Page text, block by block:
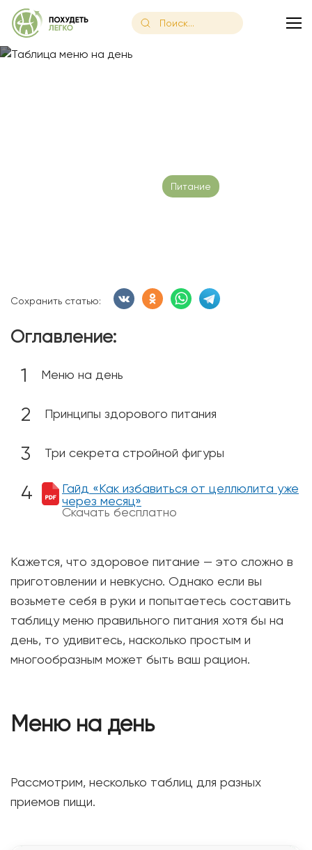
Питание
Сохранить статью:
Оглавление:
Меню на день
Принципы здорового питания
Три секрета стройной фигуры
Гайд «Как избавиться от целлюлита уже
через месяц»
Скачать бесплатно
Кажется, что здоровое питание — это сложно в
приготовлении и невкусно. Однако если вы
возьмете себя в руки и попытаетесь составить
таблицу меню правильного питания хотя бы на
день, то удивитесь, насколько простым и
многообразным может быть ваш рацион.
Меню на день
Рассмотрим, несколько таблиц для разных
приемов пищи.